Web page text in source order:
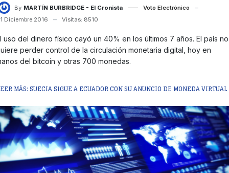
By MARTÍN BURBRIDGE - El Cronista
Voto Electrónico
Diciembre 2016
Visitas: 8510
uso del dinero físico cayó un 40% en los últimos 7 años. El país no
perder control de la circulación monetaria digital, hoy en
del bitcoin y otras 700 monedas.
MÁS: SUECIA SIGUE A ECUADOR CON SU ANUNCIO DE MONEDA VIRTUAL